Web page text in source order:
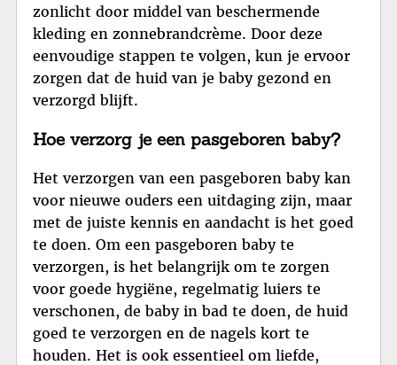
zonlicht door middel van beschermende
kleding en zonnebrandcrème. Door deze
eenvoudige stappen te volgen, kun je ervoor
zorgen dat de huid van je baby gezond en
verzorgd blijft.
Hoe verzorg je een pasgeboren baby?
Het verzorgen van een pasgeboren baby kan
voor nieuwe ouders een uitdaging zijn, maar
met de juiste kennis en aandacht is het goed
te doen. Om een pasgeboren baby te
verzorgen, is het belangrijk om te zorgen
voor goede hygiëne, regelmatig luiers te
verschonen, de baby in bad te doen, de huid
goed te verzorgen en de nagels kort te
houden. Het is ook essentieel om liefde,